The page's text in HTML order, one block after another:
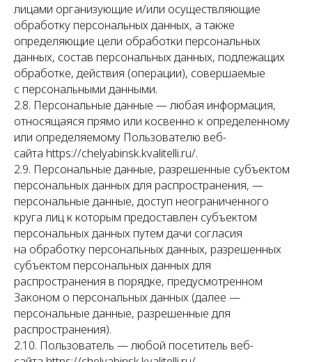
лицами организующие и/или осуществляющие
обработку персональных данных, а также
определяющие цели обработки персональных
данных, состав персональных данных, подлежащих
обработке, действия (операции), совершаемые
с персональными данными.
2.8. Персональные данные — любая информация,
относящаяся прямо или косвенно к определенному
или определяемому Пользователю веб-
сайта https://chelyabinsk.kvalitelli.ru/.
2.9. Персональные данные, разрешенные субъектом
персональных данных для распространения, —
персональные данные, доступ неограниченного
круга лиц к которым предоставлен субъектом
персональных данных путем дачи согласия
на обработку персональных данных, разрешенных
субъектом персональных данных для
распространения в порядке, предусмотренном
Законом о персональных данных (далее —
персональные данные, разрешенные для
распространения).
2.10. Пользователь — любой посетитель веб-